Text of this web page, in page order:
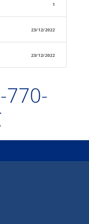
1
23/12/2022
23/12/2022
770-